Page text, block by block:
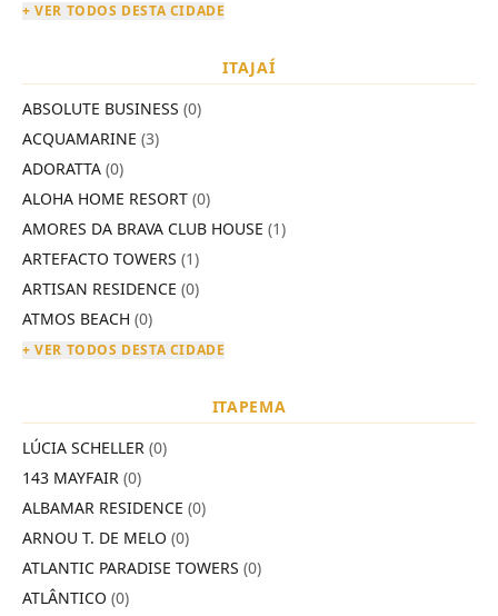
+ VER TODOS DESTA CIDADE
ITAJAÍ
ABSOLUTE BUSINESS (0)
ACQUAMARINE (3)
ADORATTA (0)
ALOHA HOME RESORT (0)
AMORES DA BRAVA CLUB HOUSE (1)
ARTEFACTO TOWERS (1)
ARTISAN RESIDENCE (0)
ATMOS BEACH (0)
+ VER TODOS DESTA CIDADE
ITAPEMA
LÚCIA SCHELLER (0)
143 MAYFAIR (0)
ALBAMAR RESIDENCE (0)
ARNOU T. DE MELO (0)
ATLANTIC PARADISE TOWERS (0)
ATLÂNTICO (0)